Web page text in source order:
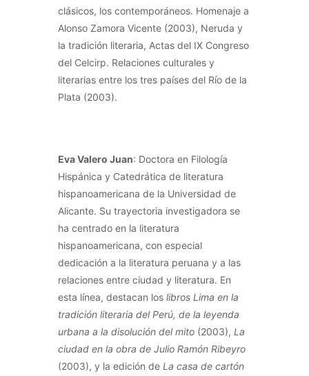
clásicos, los contemporáneos. Homenaje a
Alonso Zamora Vicente (2003), Neruda y
la tradición literaria, Actas del IX Congreso
del Celcirp. Relaciones culturales y
literarias entre los tres países del Río de la
Plata (2003).
Eva Valero Juan: Doctora en Filología
Hispánica y Catedrática de literatura
hispanoamericana de la Universidad de
Alicante. Su trayectoria investigadora se
ha centrado en la literatura
hispanoamericana, con especial
dedicación a la literatura peruana y a las
relaciones entre ciudad y literatura. En
esta línea, destacan los libros Lima en la
tradición literaria del Perú, de la leyenda
urbana a la disolución del mito (2003), La
ciudad en la obra de Julio Ramón Ribeyro
(2003), y la edición de La casa de cartón